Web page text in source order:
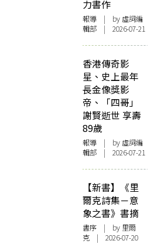
力書作
報導 | by 虛詞編
輯部 | 2026-07-21
香港傳奇影
星、史上最年
長金像獎影
帝、「四哥」
謝賢逝世 享壽
89歲
報導 | by 虛詞編
輯部 | 2026-07-21
【新書】《里
爾克詩集－意
象之書》書摘
書序 | by 里爾
克 | 2026-07-20